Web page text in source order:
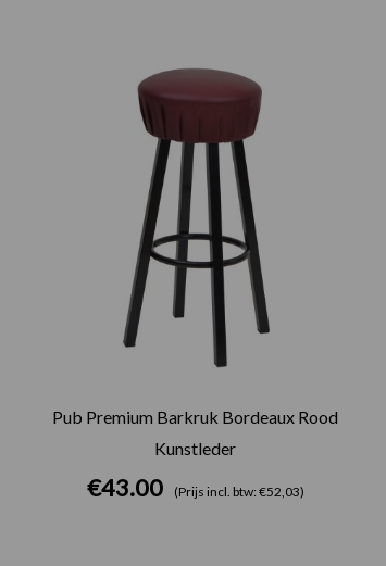
Pub Premium Barkruk Bordeaux Rood
Kunstleder
€43.00 (Prijs incl. btw: €52,03)